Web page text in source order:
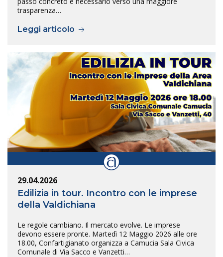
trasparenza…
Leggi articolo
29.04.2026
Edilizia in tour. Incontro con le imprese
della Valdichiana
Le regole cambiano. Il mercato evolve. Le imprese
devono essere pronte. Martedì 12 Maggio 2026 alle ore
18.00, Confartigianato organizza a Camucia Sala Civica
Comunale di Via Sacco e Vanzetti…